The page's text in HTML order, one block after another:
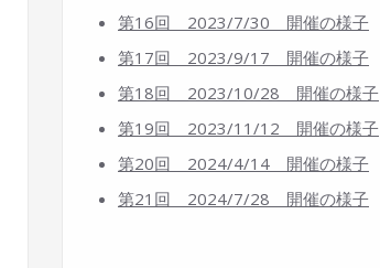
第16回 2023/7/30 開催の様子
第17回 2023/9/17 開催の様子
第18回 2023/10/28 開催の様子
第19回 2023/11/12 開催の様子
第20回 2024/4/14 開催の様子
第21回 2024/7/28 開催の様子